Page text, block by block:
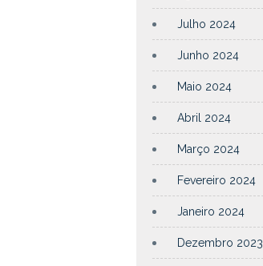
Julho 2024
Junho 2024
Maio 2024
Abril 2024
Março 2024
Fevereiro 2024
Janeiro 2024
Dezembro 2023